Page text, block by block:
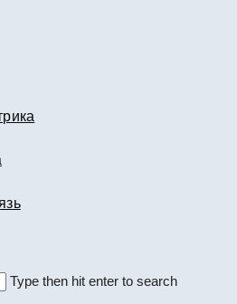
Type then hit enter to search